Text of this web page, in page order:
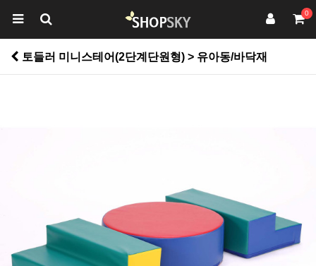
0
토들러 미니스테어(2단계단원형) > 유아동/바닥재